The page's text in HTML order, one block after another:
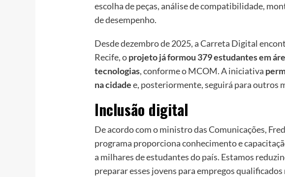
escolha de peças, análise de compatibilidade,
de desempenho.
Desde dezembro de 2025, a Carreta Digital
Recife, oprojeto já formou 379 estudantes em
tecnologias, conforme o MCOM. A iniciativa
na cidadee, posteriormente, seguirá para outros
Inclusão digital
De acordo com o ministro das Comunicações,
programa proporciona conhecimento e
a milhares de estudantes do país. Estamos
preparar esses jovens para empregos